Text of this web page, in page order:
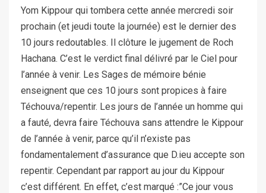
Yom Kippour qui tombera cette année mercredi soir
prochain (et jeudi toute la journée) est le dernier des
10 jours redoutables. Il clôture le jugement de Roch
Hachana. C’est le verdict final délivré par le Ciel pour
l’année à venir. Les Sages de mémoire bénie
enseignent que ces 10 jours sont propices à faire
Téchouva/repentir. Les jours de l’année un homme qui
a fauté, devra faire Téchouva sans attendre le Kippour
de l’année à venir, parce qu’il n’existe pas
fondamentalement d’assurance que D.ieu accepte son
repentir. Cependant par rapport au jour du Kippour
c’est différent. En effet, c’est marqué :”Ce jour vous